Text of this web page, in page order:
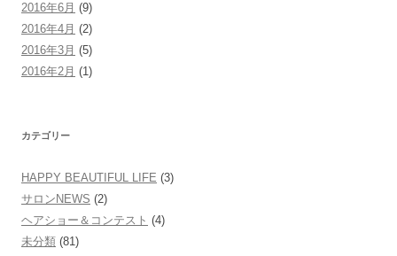
2016年6月 (9)
2016年4月 (2)
2016年3月 (5)
2016年2月 (1)
カテゴリー
HAPPY BEAUTIFUL LIFE (3)
サロンNEWS (2)
ヘアショー＆コンテスト (4)
未分類 (81)